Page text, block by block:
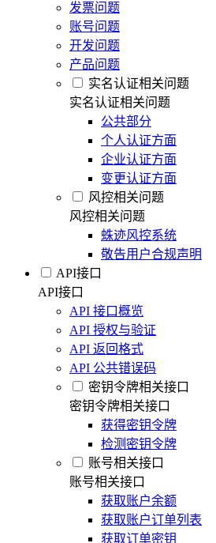
发票问题
账号问题
开发问题
产品问题
实名认证相关问题
实名认证相关问题
公共部分
个人认证方面
企业认证方面
变更认证方面
风控相关问题
风控相关问题
蛛迹风控系统
敬告用户合规声明
API接口
API接口
API 接口概览
API 授权与验证
API 返回格式
API 公共错误码
密钥令牌相关接口
密钥令牌相关接口
获得密钥令牌
检测密钥令牌
账号相关接口
账号相关接口
获取账户余额
获取账户订单列表
获取订单密钥